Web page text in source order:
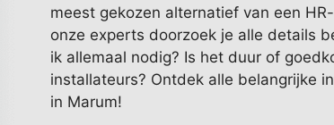
meest gekozen alternatief van een
onze experts doorzoek je alle details
ik allemaal nodig? Is het duur of
installateurs? Ontdek alle belangrijke
in Marum!